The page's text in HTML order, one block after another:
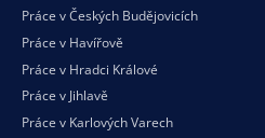
Práce v Českých Budějovicích
Práce v Havířově
Práce v Hradci Králové
Práce v Jihlavě
Práce v Karlových Varech